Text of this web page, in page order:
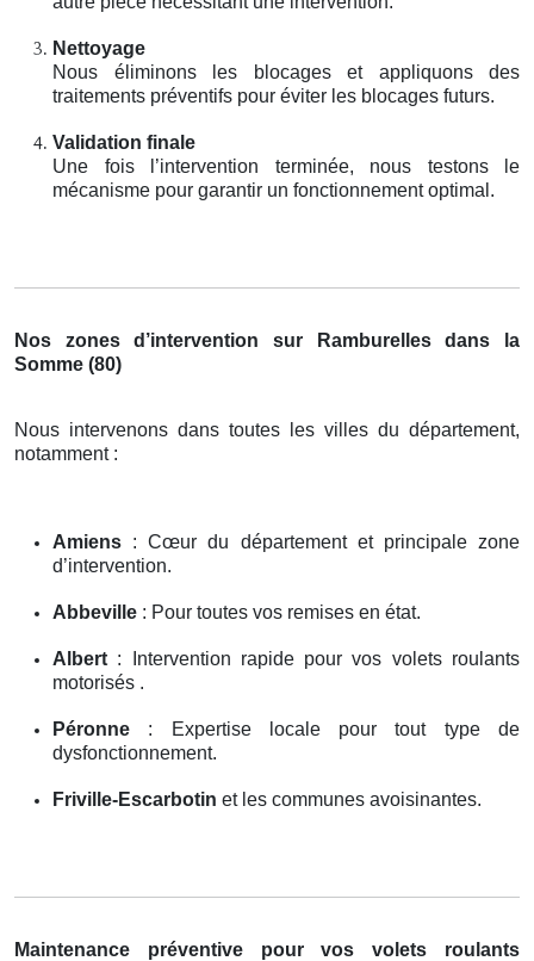
Nettoyage
Nous éliminons les blocages et appliquons des
traitements préventifs pour éviter les blocages futurs.
Validation finale
Une fois l’intervention terminée, nous testons le
mécanisme pour garantir un fonctionnement optimal.
Nos zones d’intervention sur Ramburelles dans la
Somme (80)
Nous intervenons dans toutes les villes du département,
notamment :
Amiens : Cœur du département et principale zone
d’intervention.
Abbeville : Pour toutes vos remises en état.
Albert : Intervention rapide pour vos volets roulants
motorisés .
Péronne : Expertise locale pour tout type de
dysfonctionnement.
Friville-Escarbotin et les communes avoisinantes.
Maintenance préventive pour vos volets roulants